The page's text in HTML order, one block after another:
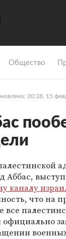
Общество
20:28, 15
Аббас,
каналу
что на
все
официально